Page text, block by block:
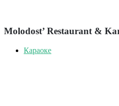
Molodost’ Restaurant &
Караоке